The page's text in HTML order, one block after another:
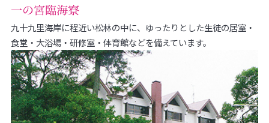
一の宮臨海寮
九十九里海岸に程近い松林の中に、ゆったりとした生徒の居室・
食堂・大浴場・研修室・体育館などを備えています。